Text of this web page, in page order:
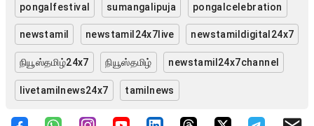
pongalfestival sumangalipuja pongalcelebration
newstamil newstamil24x7live newstamildigital24x7
நியூஸ்தமிழ்24x7 நியூஸ்தமிழ் newstamil24x7channel
livetamilnews24x7 tamilnews